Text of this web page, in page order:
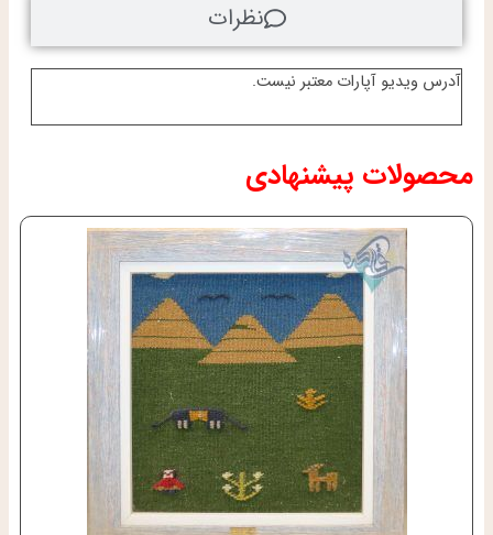
آدرس ویدیو آپارات معتبر نیست.
نظرات
محصولات پیشنهادی